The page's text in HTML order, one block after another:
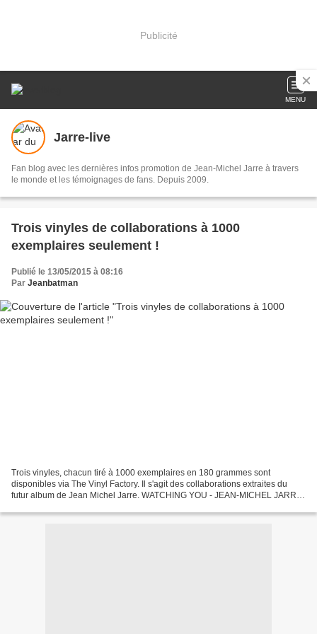
Publicité
MENU
Jarre-live
Fan blog avec les dernières infos promotion de Jean-Michel Jarre à travers
le monde et les témoignages de fans. Depuis 2009.
Trois vinyles de collaborations à 1000
exemplaires seulement !
Publié le 13/05/2015 à 08:16
Par Jeanbatman
Trois vinyles, chacun tiré à 1000 exemplaires en 180 grammes sont
disponibles via The Vinyl Factory. Il s'agit des collaborations extraites du
futur album de Jean Michel Jarre. WATCHING YOU - JEAN-MICHEL JARRE